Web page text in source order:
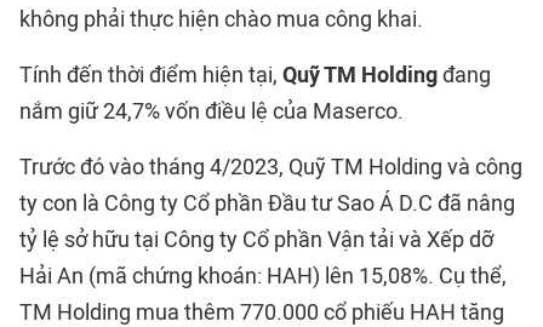
không phải thực hiện chào mua công khai.
Tính đến thời điểm hiện tại, Quỹ TM Holdingđang
nắm giữ 24,7% vốn điều lệ của Maserco.
Trước đó vào tháng 4/2023, Quỹ TM Holding và công
ty con là Công ty Cổ phần Đầu tư Sao Á D.C đã nâng
tỷ lệ sở hữu tại Công ty Cổ phần Vận tải và Xếp dỡ
Hải An (mã chứng khoán: HAH) lên 15,08%. Cụ thể,
TM Holding mua thêm 770.000 cổ phiếu HAH tăng